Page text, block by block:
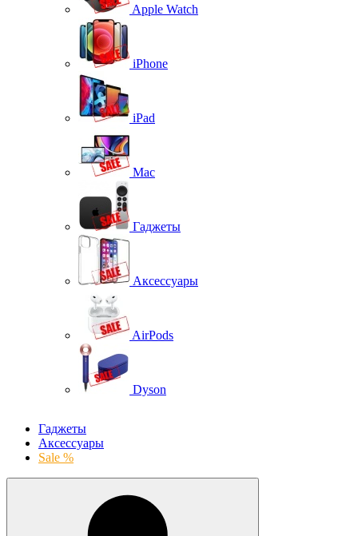
Apple Watch
iPhone
iPad
Mac
Гаджеты
Аксессуары
AirPods
Dyson
Гаджеты
Аксессуары
Sale %